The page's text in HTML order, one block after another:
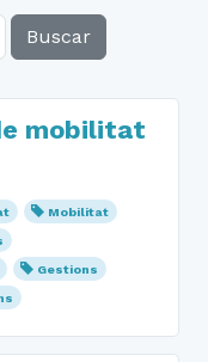
Buscar
mobilitat
Mobilitat
Gestions